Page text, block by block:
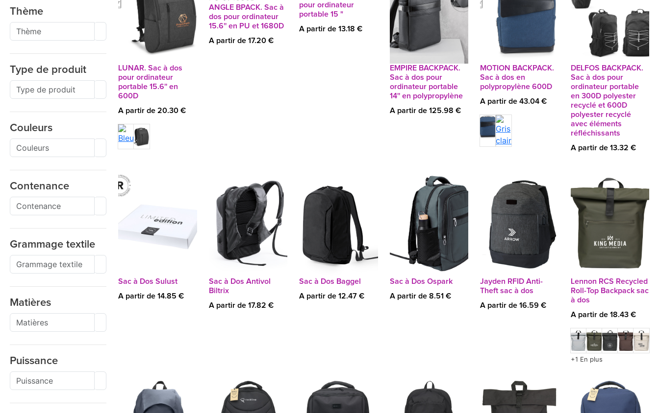
Thème
Type de produit
Couleurs
Contenance
Grammage textile
Matières
Puissance
LUNAR. Sac à dos
pour ordinateur
portable 15.6'' en
600D
A partir de 20.30 €
ANGLE BPACK. Sac à
dos pour ordinateur
15.6'' en PU et 1680D
A partir de 17.20 €
pour ordinateur
portable 15 "
A partir de 13.18 €
EMPIRE BACKPACK.
Sac à dos pour
ordinateur portable
14'' en polypropylène
A partir de 125.98 €
MOTION BACKPACK.
Sac à dos en
polypropylène 600D
A partir de 43.04 €
DELFOS BACKPACK.
Sac à dos pour
ordinateur portable
en 300D polyester
recyclé et 600D
polyester recyclé
avec éléments
réfléchissants
A partir de 13.32 €
Sac à Dos Sulust
A partir de 14.85 €
Sac à Dos Antivol
Biltrix
A partir de 17.82 €
Sac à Dos Baggel
A partir de 12.47 €
Sac à Dos Ospark
A partir de 8.51 €
Jayden RFID Anti-
Theft sac à dos
A partir de 16.59 €
Lennon RCS Recycled
Roll-Top Backpack sac
à dos
A partir de 18.43 €
+1 En plus